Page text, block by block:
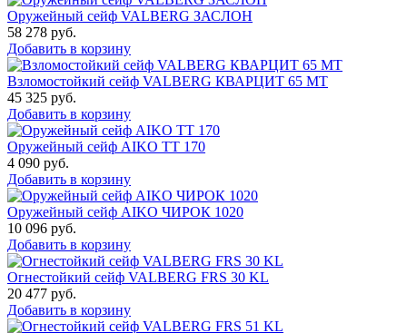
Оружейный сейф VALBERG ЗАСЛОН
58 278 руб.
Добавить в корзину
Взломостойкий сейф VALBERG КВАРЦИТ 65 МТ
45 325 руб.
Добавить в корзину
Оружейный сейф AIKO TT 170
4 090 руб.
Добавить в корзину
Оружейный сейф AIKO ЧИРОК 1020
10 096 руб.
Добавить в корзину
Огнестойкий сейф VALBERG FRS 30 KL
20 477 руб.
Добавить в корзину